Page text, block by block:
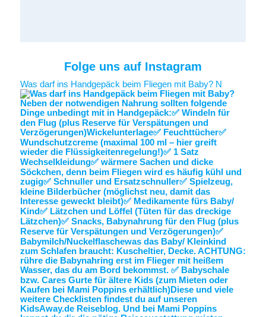
Folge uns auf Instagram
Was darf ins Handgepäck beim Fliegen mit Baby? N